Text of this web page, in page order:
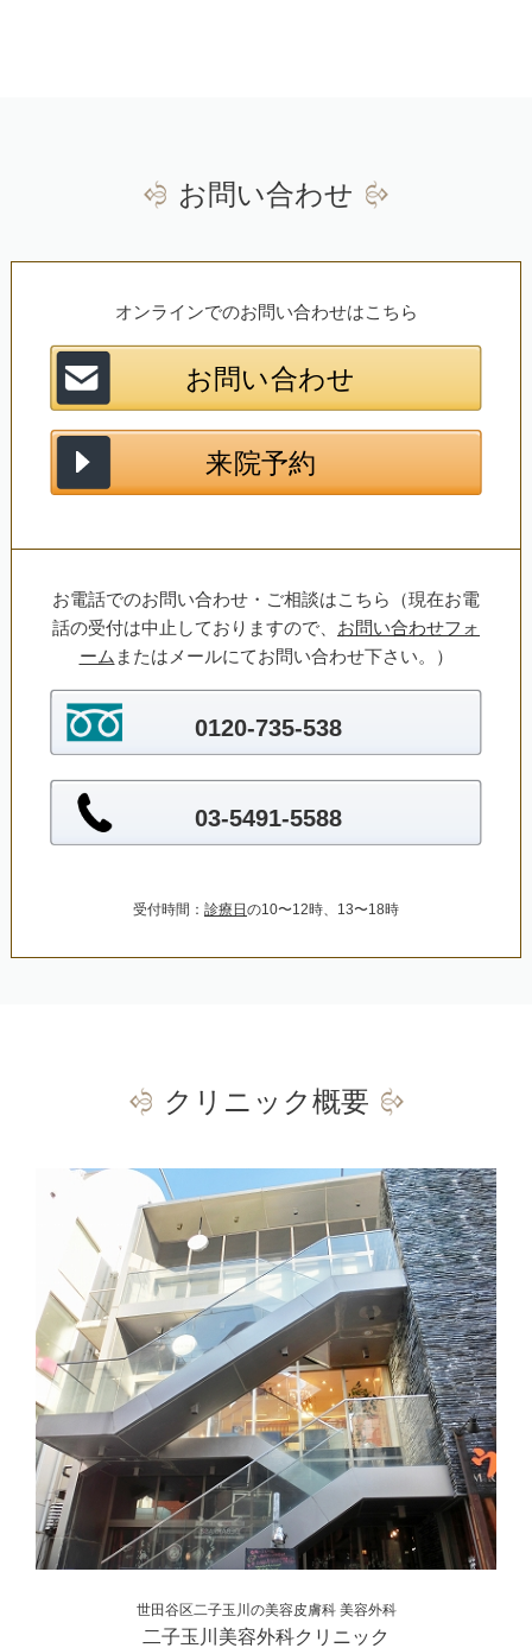
お問い合わせ
オンラインでのお問い合わせはこちら
お電話でのお問い合わせ・ご相談はこちら（現在お電
話の受付は中止しておりますので、 お問い合わせフォ
ーム またはメールにてお問い合わせ下さい。）
0120-735-538
03-5491-5588
受付時間： 診療日の10〜12時、13〜18時
クリニック概要
世田谷区二子玉川の美容皮膚科 美容外科
二子玉川美容外科クリニック